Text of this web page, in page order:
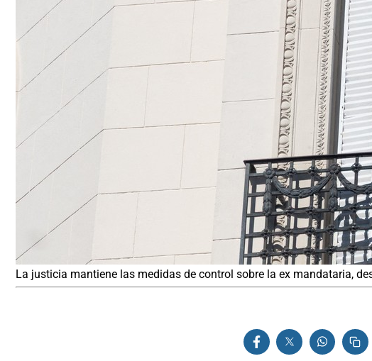
La justicia mantiene las medidas de control sobre la ex mandataria,